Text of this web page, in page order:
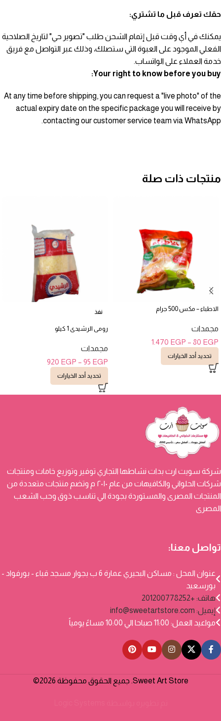
حقك تعرف قبل ما تشتري:
يمكنك في أي وقت قبل إتمام الشحن طلب "تصوير حي" لتاريخ الصلاحية
الفعلي الموجود على العبوة التي ستصلك، وذلك عبر التواصل مع فريق
خدمة العملاء على الواتساب.
Your right to know before you buy:
At any time before shipping, you can request a "live photo" of the
actual expiry date on the specific package you will receive by
contacting our customer service team via WhatsApp.
منتجات ذات صلة
الاطباء – مكس 500 جرام
مجمدات
80 EGP
–
1.470 EGP
تحديد أحد الخيارات
نفذ
رومى الرشيدى 1 كيلو
مجمدات
95 EGP
–
920 EGP
تحديد أحد الخيارات
شركة سويت ارت بدات نشاطها التجاري توفير وتوزيع خامات ومنتجات
شركات الحلواني والكافيهات من عام ٢٠١٠ م وتضم منتجات متعددة من
المنتجات المصرى والمستوردة بجودة الي تناسب ذوق وحب الشعب
المصرى
تواصل معنا:
عنوان المحل : مساكن البحيري عمارة 6 ب بجوار مسجد قباء - بورفواد -
بورسعيد
هاتف: +201200778252
إيميل: info@sweetartstore.com
مواعيد العمل: 11:00 صباحا الي 10:00 مساءً يومياً
Sweet Art Store. جميع الحقوق محفوظة 2026©